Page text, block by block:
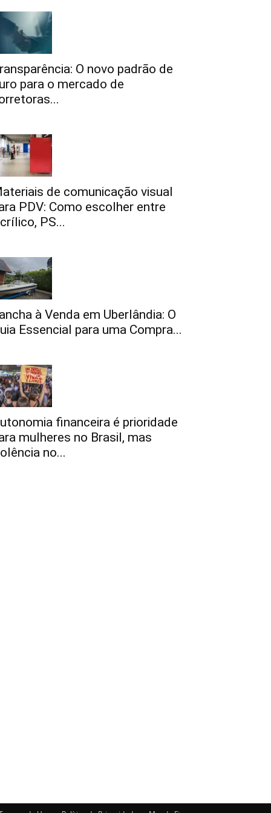
O novo padrão de
para o mercado de
de comunicação visual
PDV: Como escolher entre
PS...
à Venda em Uberlândia: O
Essencial para uma Compra...
financeira é prioridade
mulheres no Brasil, mas
no...